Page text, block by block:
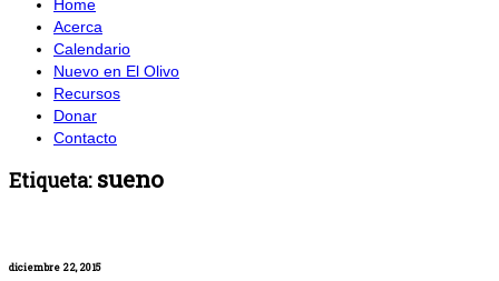
Home
Acerca
Calendario
Nuevo en El Olivo
Recursos
Donar
Contacto
Etiqueta:sueno
diciembre 22, 2015